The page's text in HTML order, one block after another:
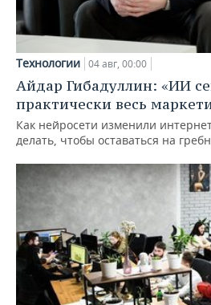
Технологии 04 авг, 00:00
Айдар Гибадуллин: «ИИ
практически весь
Как нейросети изменили
делать, чтобы оставаться на